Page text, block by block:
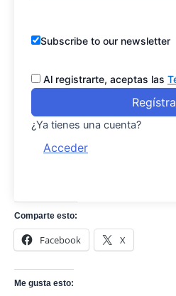
Subscribe to our newsletter
Al registrarte, aceptas las
¿Ya tienes una cuenta?
Acceder
Comparte esto:
Facebook X
Me gusta esto: